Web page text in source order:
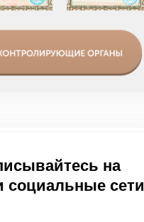
на
социальные сети